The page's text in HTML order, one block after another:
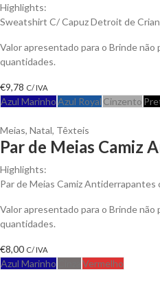
Highlights:
Sweatshirt C/ Capuz Detroit de
Valor apresentado para o Brinde
quantidades.
€9,78 C/ IVA
Azul MarinhoAzul Royal Cinzento
Meias, Natal, Têxteis
Par de Meias Camiz
Highlights:
Par de Meias Camiz
Valor apresentado para o Brinde
quantidades.
€8,00 C/ IVA
Azul Marinho Vermelho